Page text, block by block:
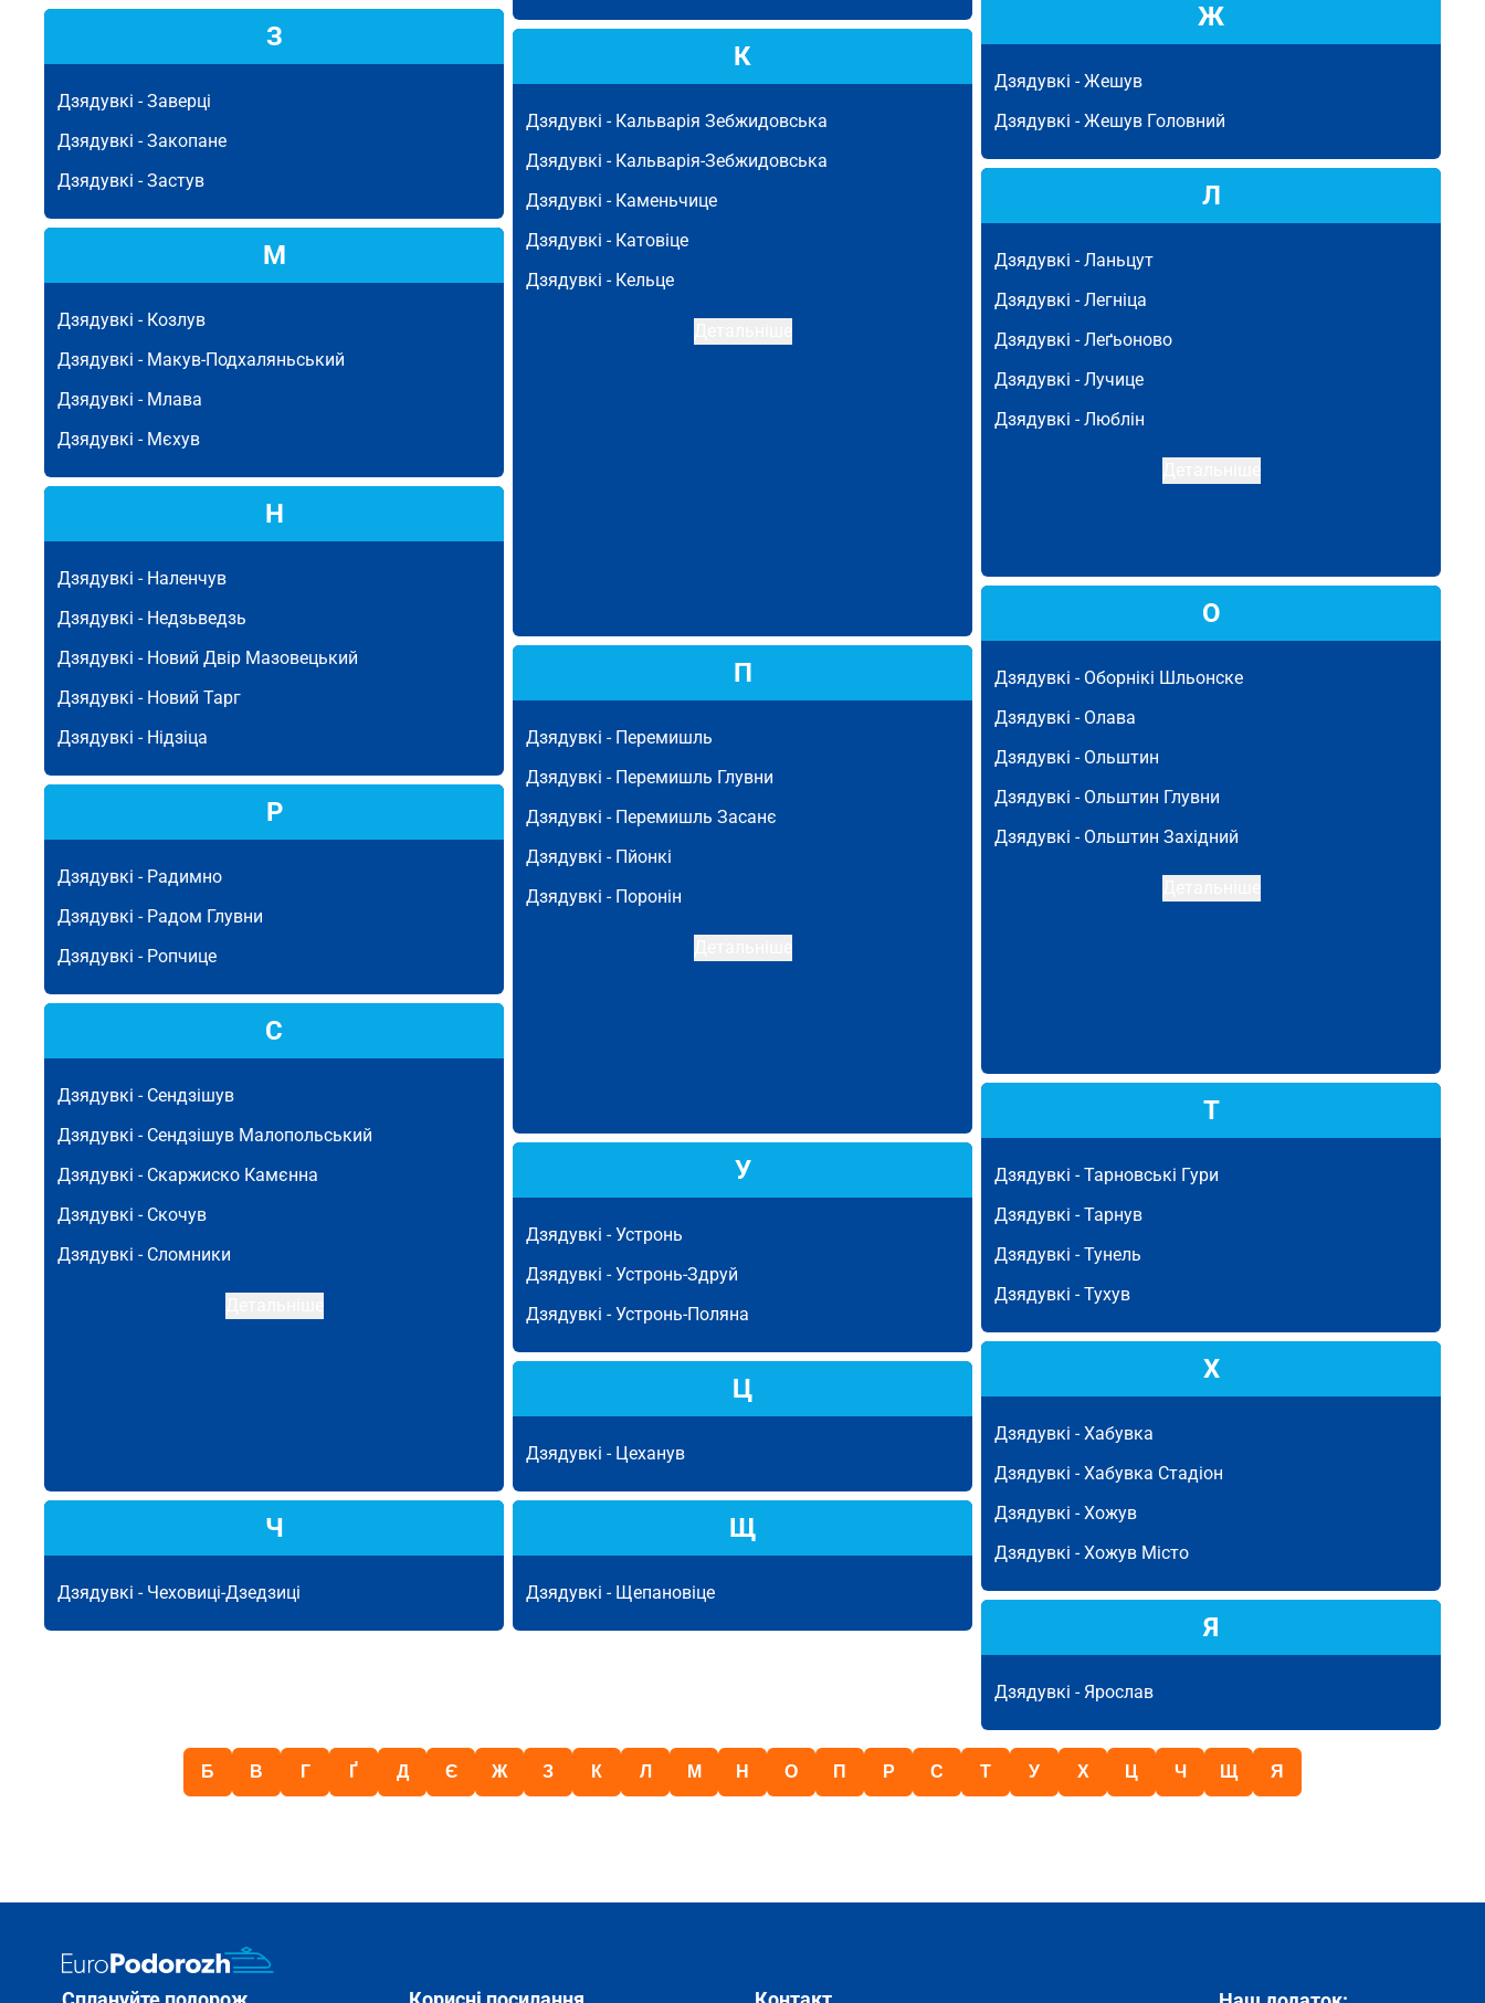
Ж
Дзядувкі -Жешув
Дзядувкі -Жешув Головний
З
Дзядувкі -Заверці
Дзядувкі -Закопане
Дзядувкі -Застув
К
Дзядувкі - Кальварія Зебжидовська
Дзядувкі - Кальварія-Зебжидовська
Дзядувкі - Каменьчице
Дзядувкі - Катовіце
Дзядувкі - Кельце
Л
Дзядувкі -Ланьцут
Дзядувкі -Легніца
Дзядувкі -Леґьоново
Дзядувкі -Лучице
Дзядувкі -Люблін
М
Дзядувкі - Козлув
Дзядувкі - Макув-Подхаляньський
Дзядувкі - Млава
Дзядувкі - Мєхув
Н
Дзядувкі - Наленчув
Дзядувкі - Недзьведзь
Дзядувкі - Новий Двір Мазовецький
Дзядувкі - Новий Тарг
Дзядувкі - Нідзіца
О
Дзядувкі - Оборнікі Шльонске
Дзядувкі - Олава
Дзядувкі - Ольштин
Дзядувкі - Ольштин Глувни
Дзядувкі - Ольштин Західний
П
Дзядувкі - Перемишль
Дзядувкі - Перемишль Глувни
Дзядувкі - Перемишль Засанє
Дзядувкі - Пйонкі
Дзядувкі - Поронін
Р
Дзядувкі - Радимно
Дзядувкі - Радом Глувни
Дзядувкі - Ропчице
С
Дзядувкі - Сендзішув
Дзядувкі - Сендзішув Малопольський
Дзядувкі - Скаржиско Камєнна
Дзядувкі - Скочув
Дзядувкі - Сломники
Т
Дзядувкі -Тарновські Гури
Дзядувкі -Тарнув
Дзядувкі -Тунель
Дзядувкі -Тухув
У
Дзядувкі -Устронь
Дзядувкі -Устронь-Здруй
Дзядувкі -Устронь-Поляна
Х
Дзядувкі -Хабувка
Дзядувкі -Хабувка Стадіон
Дзядувкі -Хожув
Дзядувкі -Хожув Місто
Ц
Дзядувкі - Цеханув
Ч
Дзядувкі - Чеховиці-Дзедзиці
Щ
Дзядувкі - Щепановіце
Я
Дзядувкі - Ярослав
Б В Г Ґ Д Є Ж З К Л М Н О П Р С Т У Х Ц Ч Щ Я